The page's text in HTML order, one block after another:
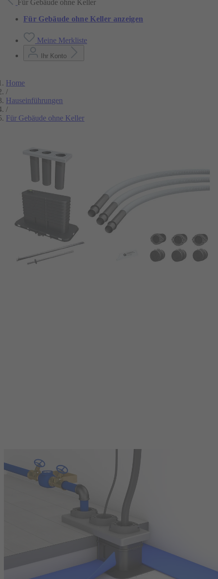
Für Gebäude ohne Keller
Für Gebäude ohne Keller anzeigen
Meine Merkliste
Ihr Konto
Home
/
Hauseinführungen
/
Für Gebäude ohne Keller